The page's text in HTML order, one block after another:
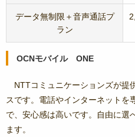
データ無制限＋音声通話プ
ラン
OCNモバイル ONE
NTTコミュニケーションズが提
スです。電話やインターネットを
で、安心感は高いです。自由に選
ます。